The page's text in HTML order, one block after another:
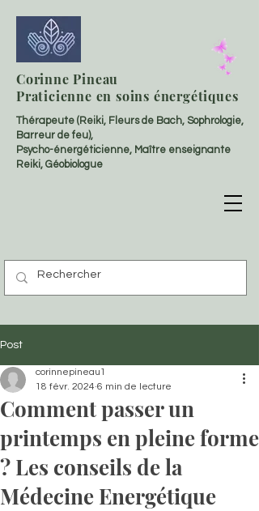
Corinne Pineau
Praticienne en soins énergétiques
Thérapeute (Reiki, Fleurs de Bach, Sophrologie,
Barreur de feu),
Psycho-énergéticienne, Maître enseignante
Reiki, Géobiologue
Post
Comment passer un
printemps en pleine forme
? Les conseils de la
Médecine Energétique
corinnepineau1
18 févr. 2024 6 min de lecture